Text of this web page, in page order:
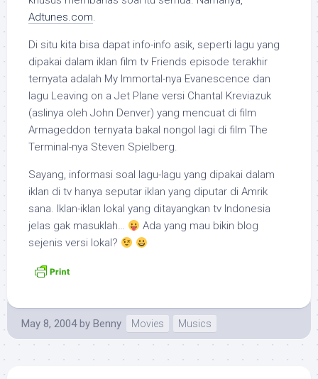
Adtunes.com.
Di situ kita bisa dapat info-info asik, seperti lagu yang
dipakai dalam iklan film tv Friends episode terakhir
ternyata adalah My Immortal-nya Evanescence dan
lagu Leaving on a Jet Plane versi Chantal Kreviazuk
(aslinya oleh John Denver) yang mencuat di film
Armageddon ternyata bakal nongol lagi di film The
Terminal-nya Steven Spielberg.
Sayang, informasi soal lagu-lagu yang dipakai dalam
iklan di tv hanya seputar iklan yang diputar di Amrik
sana. Iklan-iklan lokal yang ditayangkan tv Indonesia
jelas gak masuklah…
Ada yang mau bikin blog
sejenis versi lokal?
May 8, 2004 by Benny Movies Musics